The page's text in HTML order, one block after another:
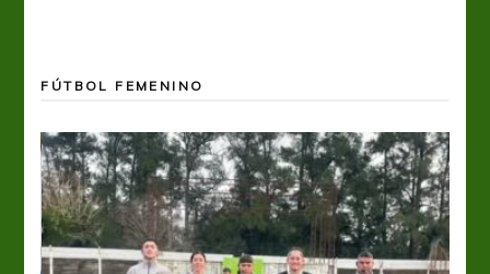
FÚTBOL FEMENINO